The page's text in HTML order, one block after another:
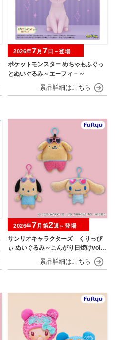
ポケットモンスター めちゃもふぐっ
とぬいぐるみ～エーフィ－～
2026年7月 7日～登場
サンリオキャラクターズ くりっぴ
ぃ ぬいぐるみ～こんがり日焼けvol.1
2026年7月第2週～登場